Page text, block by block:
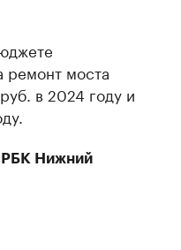
ремонт моста
в 2024 году и
РБК Нижний